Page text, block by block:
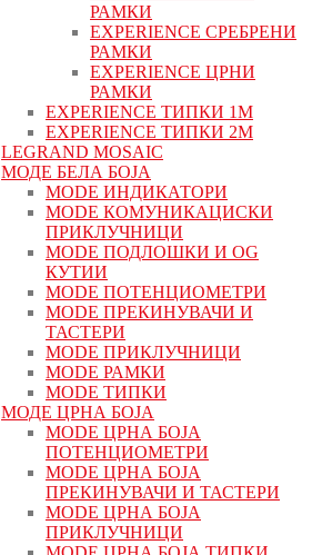
РАМКИ
EXPERIENCE СРЕБРЕНИ
РАМКИ
EXPERIENCE ЦРНИ
РАМКИ
EXPERIENCE ТИПКИ 1M
EXPERIENCE ТИПКИ 2М
LEGRAND MOSAIC
МОДЕ БЕЛА БОЈА
MODE ИНДИКАТОРИ
MODE КОМУНИКАЦИСКИ
ПРИКЛУЧНИЦИ
MODE ПОДЛОШКИ И OG
КУТИИ
MODE ПОТЕНЦИОМЕТРИ
MODE ПРEКИНУВАЧИ И
ТАСТЕРИ
MODE ПРИКЛУЧНИЦИ
MODE РАМКИ
MODE ТИПКИ
МОДЕ ЦРНА БОЈА
MODE ЦРНА БОЈА
ПОТЕНЦИОМЕТРИ
MODE ЦРНА БОЈА
ПРЕКИНУВАЧИ И ТАСТЕРИ
MODE ЦРНА БОЈА
ПРИКЛУЧНИЦИ